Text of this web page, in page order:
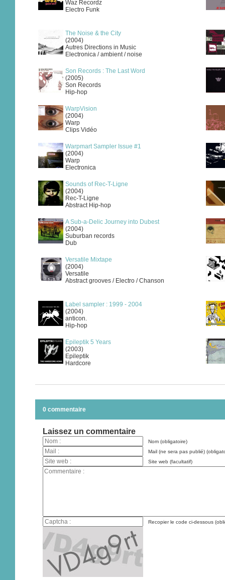
Waz Recordz
Electro Funk
The Noise & the City
(2004)
Autres Directions in Music
Electronica / ambient / noise
Son Records : The Last Word
(2005)
Son Records
Hip-hop
WarpVision
(2004)
Warp
Clips Vidéo
Warpmart Sampler Issue #1
(2004)
Warp
Electronica
Sounds of Rec-T-Ligne
(2004)
Rec-T-Ligne
Abstract Hip-hop
A Sub-a-Delic Journey into Dubest
(2004)
Suburban records
Dub
Versatile Mixtape
(2004)
Versatile
Abstract grooves / Electro / Chanson
Label sampler : 1999 - 2004
(2004)
anticon.
Hip-hop
Epileptik 5 Years
(2003)
Epileptik
Hardcore
0 commentaire
Laissez un commentaire
Nom (obligatoire)
Mail (ne sera pas publié)
Site web (facultatif)
Recopier le code ci-dessous